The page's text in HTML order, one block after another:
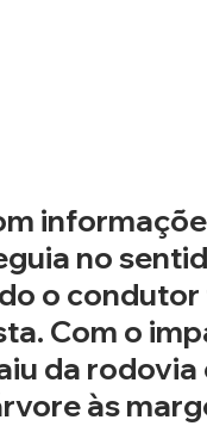
no
o
Com o
da
às